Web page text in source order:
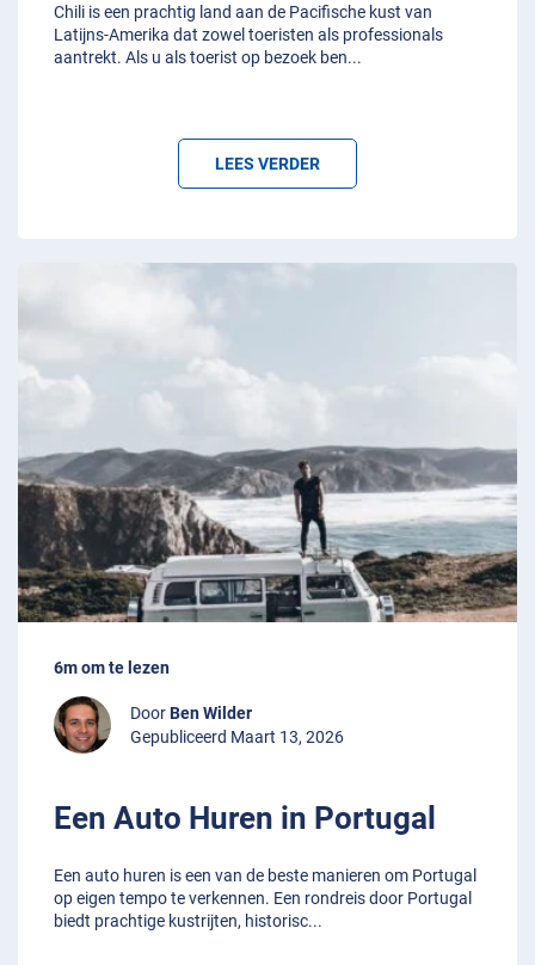
Chili is een prachtig land aan de Pacifische kust van
Latijns-Amerika dat zowel toeristen als professionals
aantrekt. Als u als toerist op bezoek ben...
LEES VERDER
6m om te lezen
DoorBen Wilder
Gepubliceerd Maart 13, 2026
Een Auto Huren in Portugal
Een auto huren is een van de beste manieren om Portugal
op eigen tempo te verkennen. Een rondreis door Portugal
biedt prachtige kustrijten, historisc...